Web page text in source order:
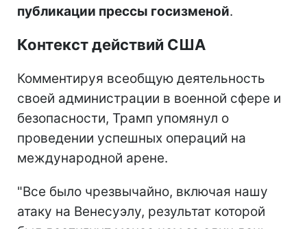
публикации прессы госизменой.
Контекст действий США
Комментируя всеобщую деятельность
своей администрации в военной сфере и
безопасности, Трамп упомянул о
проведении успешных операций на
международной арене.
"Все было чрезвычайно, включая нашу
атаку на Венесуэлу, результат которой